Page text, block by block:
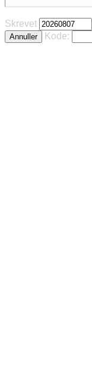
Skrevet
Kode: